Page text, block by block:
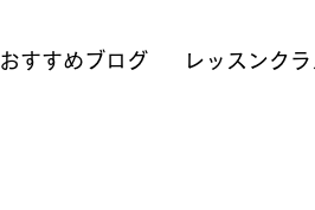
おすすめブログ レッスンク